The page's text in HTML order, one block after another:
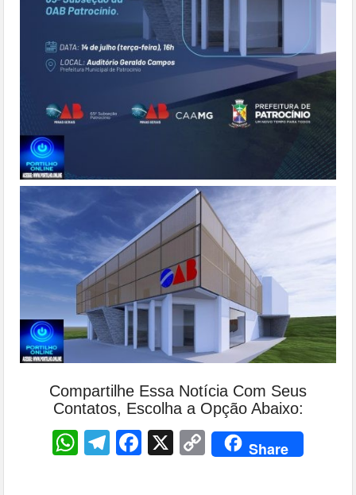
Compartilhe Essa Notícia Com Seus
Contatos, Escolha a Opção Abaixo:
WhatsApp
Telegram
Facebook
X CopyShare